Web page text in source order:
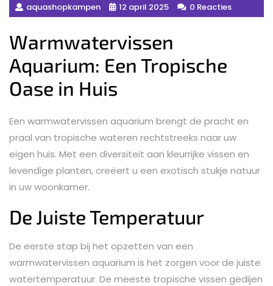
aquashopkampen 12 april 2025 0 Reacties
Warmwatervissen
Aquarium: Een Tropische
Oase in Huis
Een warmwatervissen aquarium brengt de pracht en
praal van tropische wateren rechtstreeks naar uw
eigen huis. Met een diversiteit aan kleurrijke vissen en
levendige planten, creëert u een exotisch stukje natuur
in uw woonkamer.
De Juiste Temperatuur
De eerste stap bij het opzetten van een
warmwatervissen aquarium is het zorgen voor de juiste
watertemperatuur. De meeste tropische vissen gedijen